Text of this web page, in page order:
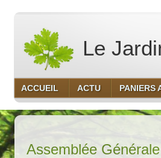
Le
ACCUEIL ACTU PANIERS
Assemblée